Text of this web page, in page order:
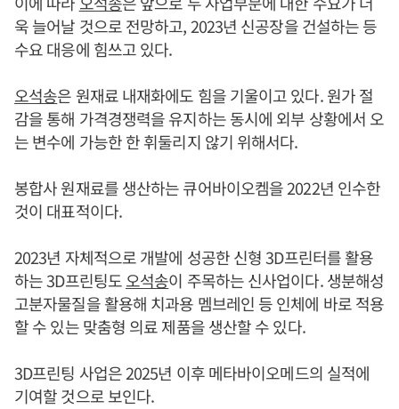
욱 늘어날 것으로 전망하고, 2023년 신공장을 건설하는 등
수요 대응에 힘쓰고 있다.
오석송은 원재료 내재화에도 힘을 기울이고 있다. 원가 절
감을 통해 가격경쟁력을 유지하는 동시에 외부 상황에서 오
는 변수에 가능한 한 휘둘리지 않기 위해서다.
봉합사 원재료를 생산하는 큐어바이오켐을 2022년 인수한
것이 대표적이다.
2023년 자체적으로 개발에 성공한 신형 3D프린터를 활용
하는 3D프린팅도오석송이 주목하는 신사업이다. 생분해성
고분자물질을 활용해 치과용 멤브레인 등 인체에 바로 적용
할 수 있는 맞춤형 의료 제품을 생산할 수 있다.
3D프린팅 사업은 2025년 이후 메타바이오메드의 실적에
기여할 것으로 보인다.